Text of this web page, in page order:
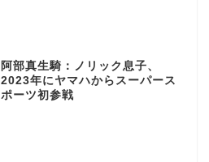
阿部真生騎：ノリック息子、
2023年にヤマハからスーパース
ポーツ初参戦